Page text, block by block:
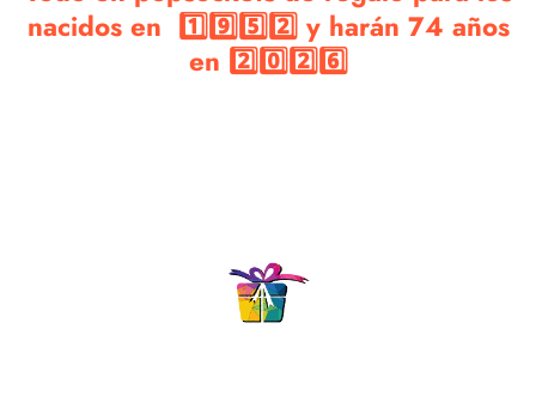
nacidos en 1️⃣9️⃣5️⃣2️⃣ y harán 74 años
en 2️⃣0️⃣2️⃣6️⃣